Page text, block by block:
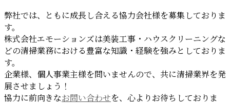
弊社では、ともに成長し合える協力会社様を募集しておりま
す。
株式会社エモーションズは美装工事・ハウスクリーニングな
どの清掃業務における豊富な知識・経験を強みとしておりま
す。
企業様、個人事業主様を問いませんので、共に清掃業界を発
展させましょう！
協力に前向きなお問い合わせを、心よりお待ちしておりま